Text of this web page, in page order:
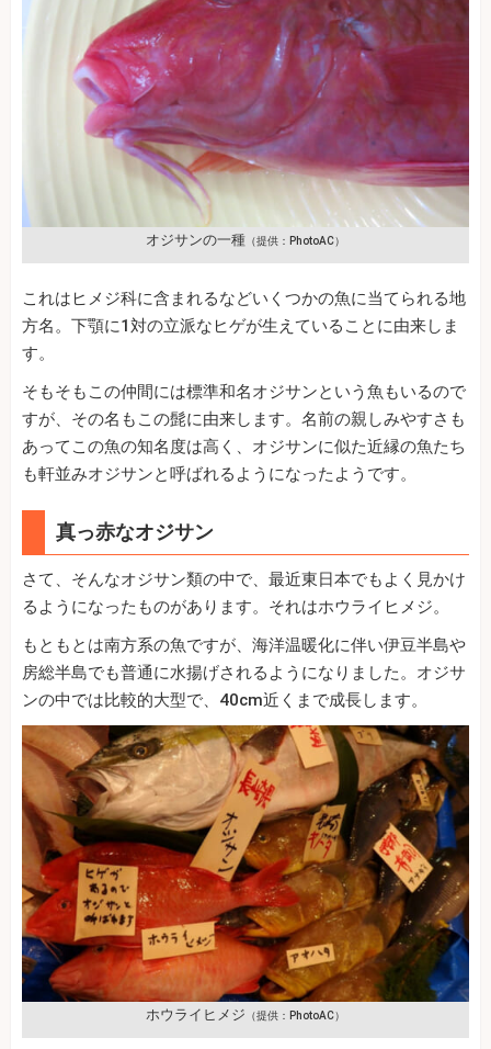
オジサンの一種 （提供：PhotoAC）
これはヒメジ科に含まれるなどいくつかの魚に当てられる地
方名。下顎に1対の立派なヒゲが生えていることに由来しま
す。
そもそもこの仲間には標準和名オジサンという魚もいるので
すが、その名もこの髭に由来します。名前の親しみやすさも
あってこの魚の知名度は高く、オジサンに似た近縁の魚たち
も軒並みオジサンと呼ばれるようになったようです。
真っ赤なオジサン
さて、そんなオジサン類の中で、最近東日本でもよく見かけ
るようになったものがあります。それはホウライヒメジ。
もともとは南方系の魚ですが、海洋温暖化に伴い伊豆半島や
房総半島でも普通に水揚げされるようになりました。オジサ
ンの中では比較的大型で、40cm近くまで成長します。
ホウライヒメジ （提供：PhotoAC）